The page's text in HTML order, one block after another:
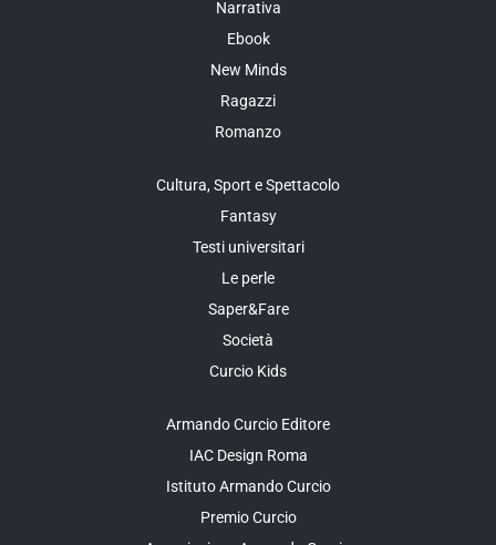
Narrativa
Ebook
New Minds
Ragazzi
Romanzo
Cultura, Sport e Spettacolo
Fantasy
Testi universitari
Le perle
Saper&Fare
Società
Curcio Kids
Armando Curcio Editore
IAC Design Roma
Istituto Armando Curcio
Premio Curcio